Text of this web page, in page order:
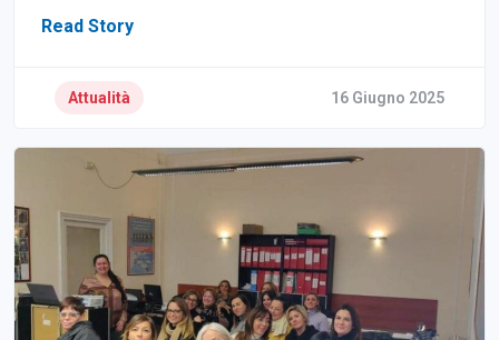
Read Story
Attualità 16 Giugno 2025